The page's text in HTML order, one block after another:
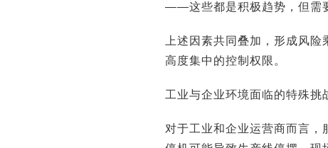
——这些都是积极趋势，但需
上述因素共同叠加，形成风
高度集中的控制权限。
工业与企业环境面临的特殊挑
对于工业和企业运营商而言，